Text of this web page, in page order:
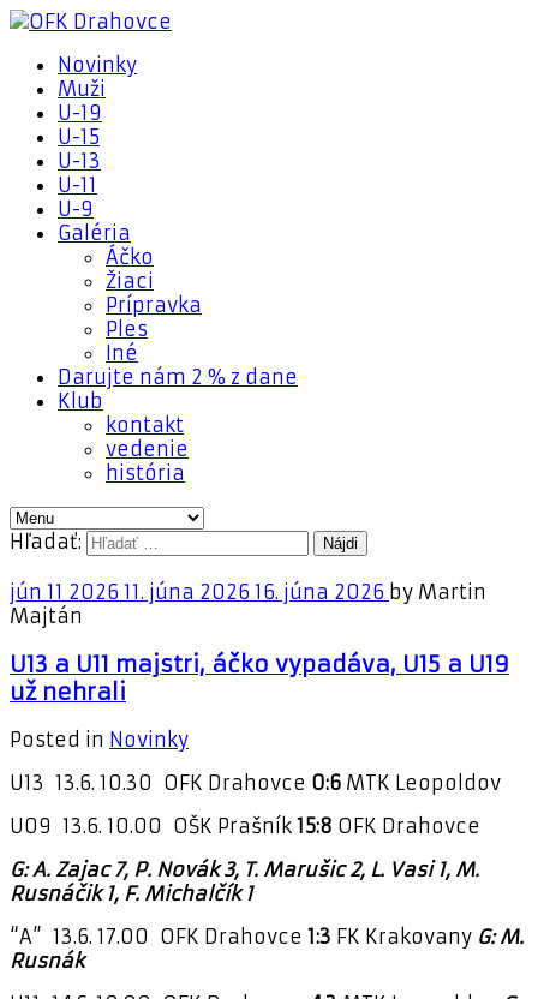
Novinky
Muži
U-19
U-15
U-13
U-11
U-9
Galéria
Áčko
Žiaci
Prípravka
Ples
Iné
Darujte nám 2 % z dane
Klub
kontakt
vedenie
história
Hľadať:
jún 11 2026 11. júna 2026 16. júna 2026 by Martin
Majtán
U13 a U11 majstri, áčko vypadáva, U15 a U19
už nehrali
Posted in Novinky
U13 13.6. 10.30 OFK Drahovce 0:6 MTK Leopoldov
U09 13.6. 10.00 OŠK Prašník 15:8 OFK Drahovce
G: A. Zajac 7, P. Novák 3, T. Marušic 2, L. Vasi 1, M.
Rusnáčik 1, F. Michalčík 1
“A” 13.6. 17.00 OFK Drahovce 1:3 FK Krakovany G: M.
Rusnák